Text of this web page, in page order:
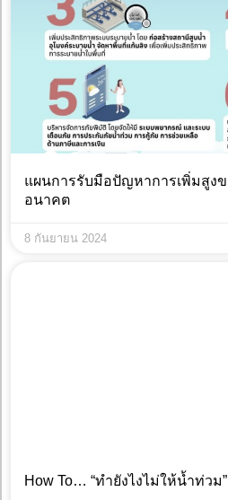
แผนการรับมือปัญหาการเพิ่มสูง
อนาคต
8 กันยายน 2024
How To… “ทำยังไงไม่ให้น้ำท่วม”